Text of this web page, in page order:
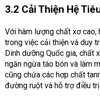
3.2 Cải Thiện Hệ
Với hàm lượng chất xơ
trong việc cải thiện và duy
Dinh dưỡng Quốc gia, chất
ngăn ngừa táo bón và làm
cũng chứa các hợp chất
đường ruột và hỗ trợ điều